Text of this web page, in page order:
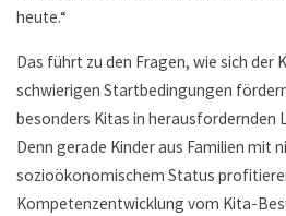
heute.“
Das führt zu den Fragen, wie sich
schwierigen Startbedingungen
besonders Kitas in herausfordernden
Denn gerade Kinder aus Familien mit
sozioökonomischem Status
Kompetenzentwicklung vom Kita-